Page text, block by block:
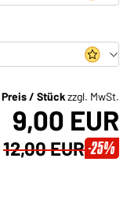
/ Stückzzgl. MwSt.
9,00 EUR
12,00 EUR -25%